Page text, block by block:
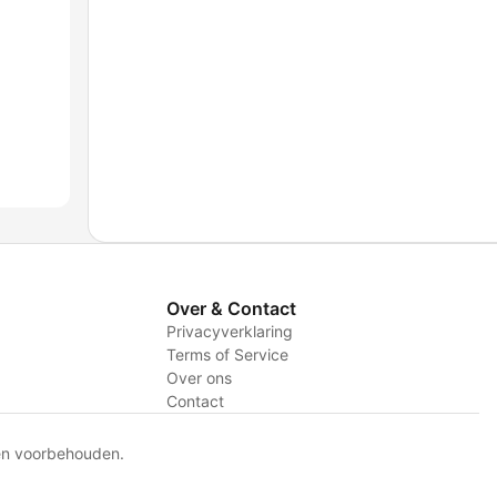
Over & Contact
Privacyverklaring
Terms of Service
Over ons
Contact
voorbehouden.